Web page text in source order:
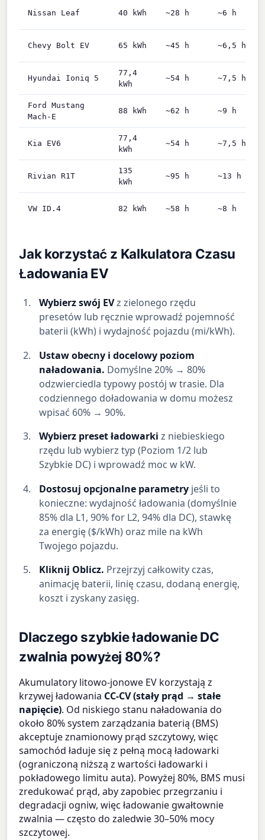
Nissan Leaf 40 kWh ~28 h ~6 h
Chevy Bolt EV 65 kWh ~45 h ~6,5 h
Hyundai Ioniq 5
77,4
kWh
~54 h ~7,5 h
Ford Mustang
Mach-E
88 kWh ~62 h ~9 h
Kia EV6
77,4
kWh
~54 h ~7,5 h
Rivian R1T
135
kWh
~95 h ~13 h
VW ID.4 82 kWh ~58 h ~8 h
Jak korzystać z Kalkulatora Czasu
Ładowania EV
Wybierz swój EVz zielonego rzędu
presetów lub ręcznie wprowadź pojemność
baterii (kWh) i wydajność pojazdu (mi/kWh).
Ustaw obecny i docelowy poziom
naładowania. Domyślne 20% → 80%
odzwierciedla typowy postój w trasie. Dla
codziennego doładowania w domu możesz
wpisać 60% → 90%.
Wybierz preset ładowarki z niebieskiego
rzędu lub wybierz typ (Poziom 1/2 lub
Szybkie DC) i wprowadź moc w kW.
Dostosuj opcjonalne parametry jeśli to
konieczne: wydajność ładowania (domyślnie
85% dla L1, 90% for L2, 94% dla DC), stawkę
za energię ($/kWh) oraz mile na kWh
Twojego pojazdu.
Kliknij Oblicz. Przejrzyj całkowity czas,
animację baterii, linię czasu, dodaną energię,
koszt i zyskany zasięg.
Dlaczego szybkie ładowanie DC
zwalnia powyżej 80%?
Akumulatory litowo-jonowe EV korzystają z
krzywej ładowania CC-CV (stały prąd → stałe
napięcie). Od niskiego stanu naładowania do
około 80% system zarządzania baterią (BMS)
akceptuje znamionowy prąd szczytowy, więc
samochód ładuje się z pełną mocą ładowarki
(ograniczoną niższą z wartości ładowarki i
pokładowego limitu auta). Powyżej 80%, BMS musi
zredukować prąd, aby zapobiec przegrzaniu i
degradacji ogniw, więc ładowanie gwałtownie
zwalnia — często do zaledwie 30–50% mocy
szczytowej.